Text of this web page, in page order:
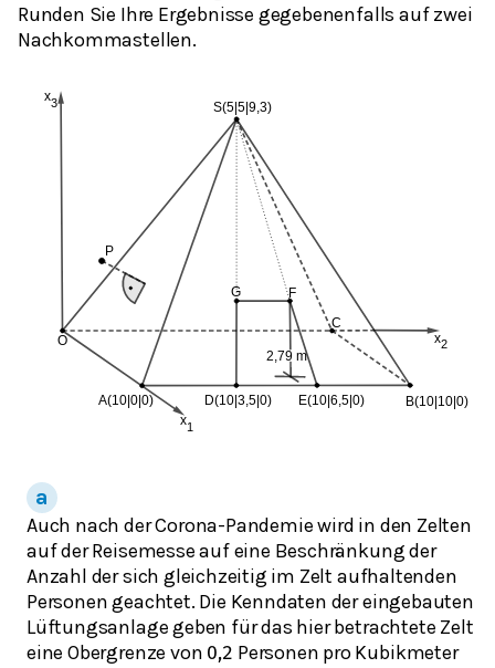
Runden Sie Ihre Ergebnisse gegebenenfalls auf zwei
Nachkommastellen.
Auch nach der Corona-Pandemie wird in den Zelten
auf der Reisemesse auf eine Beschränkung der
Anzahl der sich gleichzeitig im Zelt aufhaltenden
Personen geachtet. Die Kenndaten der eingebauten
Lüftungsanlage geben für das hier betrachtete Zelt
eine Obergrenze von 0,2 Personen pro Kubikmeter